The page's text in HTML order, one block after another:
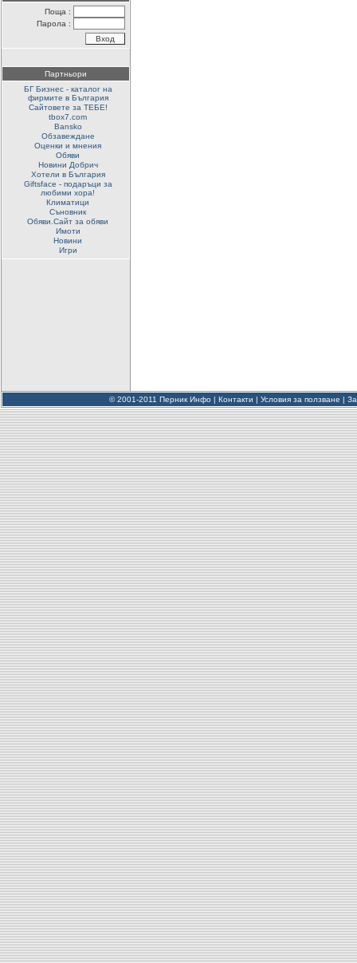
Поща :
Парола :
Партньори
БГ Бизнес - каталог на
фирмите в България
Сайтовете за ТЕБЕ!
tbox7.com
Bansko
Обзавеждане
Оценки и мнения
Обяви
Новини Добрич
Хотели в България
Giftsface - подаръци за
любими хора!
Климатици
Съновник
Обяви.Сайт за обяви
Имоти
Новини
Игри
© 2001-2011 Перник Инфо | Контакти | Условия за ползване |